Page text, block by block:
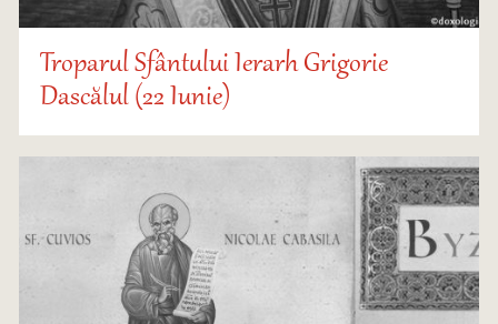
Troparul Sfântului Ierarh Grigorie
Dascălul (22 Iunie)